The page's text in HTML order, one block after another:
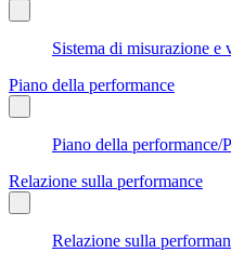
Sistema di misurazione e
Piano della performance
Piano della performance/
Relazione sulla performance
Relazione sulla